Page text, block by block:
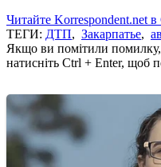
Читайте Korrespondent.net
ТЕГИ: ДТП, Закарпатье,
Якщо ви помітили помилку,
натисніть Ctrl + Enter, щоб